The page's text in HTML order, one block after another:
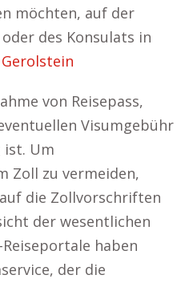
möchten, auf der
des Konsulats in
von Reisepass,
Visumgebühr
ist. Um
Zoll zu vermeiden,
die Zollvorschriften
der wesentlichen
haben
der die